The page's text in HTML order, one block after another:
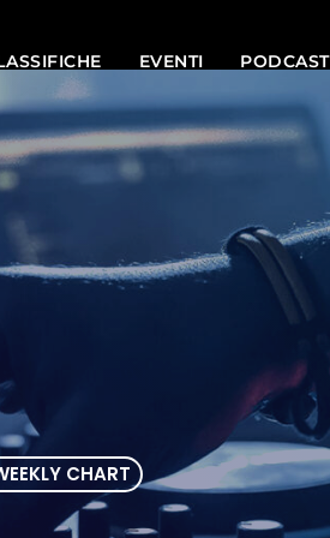
EVENTI PODCAST
CHART